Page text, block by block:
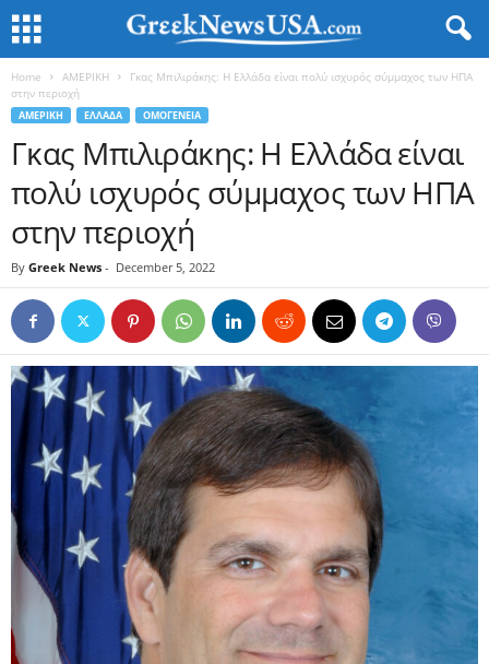
Home ΑΜΕΡΙΚΗ
Γκας Μπιλιράκης: Η Ελλάδα είναι πολύ ισχυρός σύμμαχος των ΗΠΑ
στην περιοχή
ΑΜΕΡΙΚΗ ΕΛΛΑΔΑ ΟΜΟΓΕΝΕΙΑ
Γκας Μπιλιράκης: Η Ελλάδα είναι
πολύ ισχυρός σύμμαχος των ΗΠΑ
στην περιοχή
By Greek News - December 5, 2022